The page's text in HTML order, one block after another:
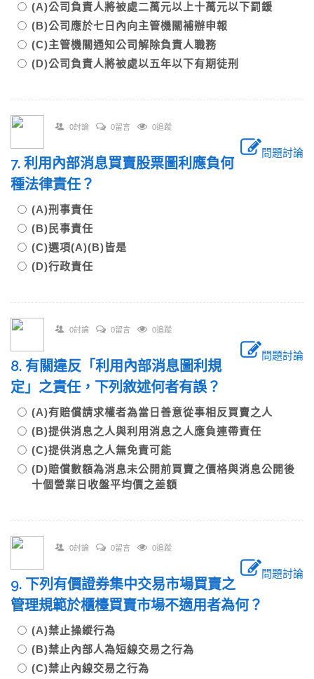
(A)公司負責人將被處二萬元以上十萬元以下罰鍰
(B)公司應於七日內向主管機關補辦申報
(C)主管機關通知公司解除負責人職務
(D)公司負責人將被處以五年以下有期徒刑
0討論 0留言 0追蹤
問題討論
7. 利用內部消息買賣股票圖利應負何
種法律責任？
(A)刑事責任
(B)民事責任
(C)選項(A)(B)皆是
(D)行政責任
0討論 0留言 0追蹤
問題討論
8. 有關違反「利用內部消息圖利規
定」之責任，下列敘述何者有誤？
(A)有賠償請求權者為當日善意從事相反買賣之人
(B)提供消息之人與利用消息之人應負連帶責任
(C)提供消息之人無免責可能
(D)賠償數額為消息未公開前買賣之價格與消息公開後
十個營業日收盤平均價之差額
0討論 0留言 0追蹤
問題討論
9. 下列有價證券集中交易市場買賣之
管理規範於櫃檯買賣市場不適用者為何？
(A)禁止操縱行為
(B)禁止內部人為短線交易之行為
(C)禁止內線交易之行為